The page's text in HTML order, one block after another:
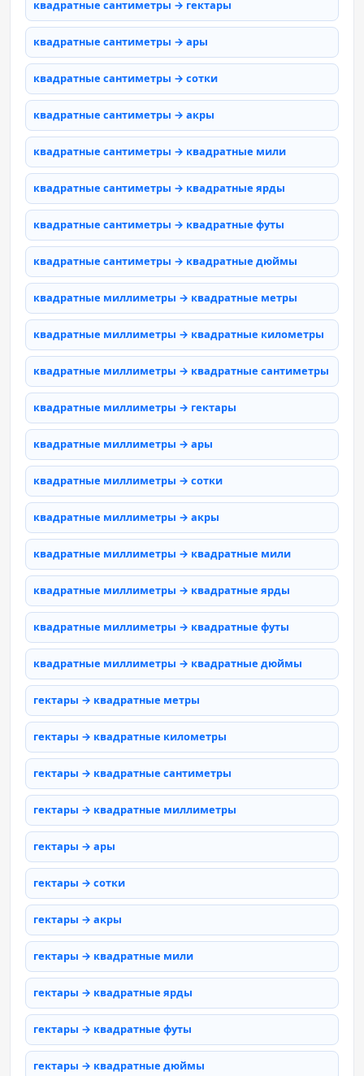
квадратные сантиметры → гектары
квадратные сантиметры → ары
квадратные сантиметры → сотки
квадратные сантиметры → акры
квадратные сантиметры → квадратные мили
квадратные сантиметры → квадратные ярды
квадратные сантиметры → квадратные футы
квадратные сантиметры → квадратные дюймы
квадратные миллиметры → квадратные метры
квадратные миллиметры → квадратные километры
квадратные миллиметры → квадратные сантиметры
квадратные миллиметры → гектары
квадратные миллиметры → ары
квадратные миллиметры → сотки
квадратные миллиметры → акры
квадратные миллиметры → квадратные мили
квадратные миллиметры → квадратные ярды
квадратные миллиметры → квадратные футы
квадратные миллиметры → квадратные дюймы
гектары → квадратные метры
гектары → квадратные километры
гектары → квадратные сантиметры
гектары → квадратные миллиметры
гектары → ары
гектары → сотки
гектары → акры
гектары → квадратные мили
гектары → квадратные ярды
гектары → квадратные футы
гектары → квадратные дюймы